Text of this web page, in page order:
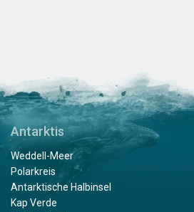
Antarktis
Weddell-Meer
Polarkreis
Antarktische Halbinsel
Kap Verde